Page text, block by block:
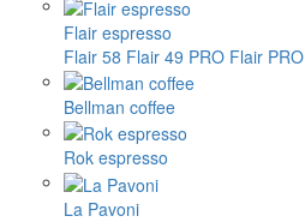
Flair espresso
Flair 58 Flair 49 PRO Flair PRO
Bellman coffee
Rok espresso
La Pavoni